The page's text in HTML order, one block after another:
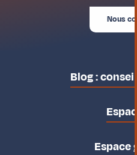
Nous
Blog :
Espace